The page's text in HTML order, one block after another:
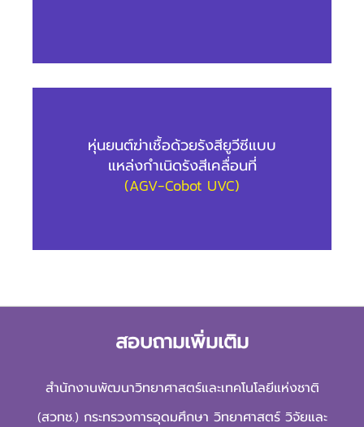
หุ่นยนต์ฆ่าเชื้อด้วยรังสียูวีซีแบบ
แหล่งกำเนิดรังสีเคลื่อนที่
(AGV-Cobot UVC)
สอบถามเพิ่มเติม
สำนักงานพัฒนาวิทยาศาสตร์และเทคโนโลยีแห่งชาติ
(สวทช.) กระทรวงการอุดมศึกษา วิทยาศาสตร์ วิจัยและ